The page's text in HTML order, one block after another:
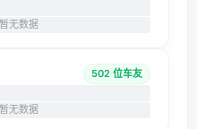
暂无数据
502 位车友
暂无数据